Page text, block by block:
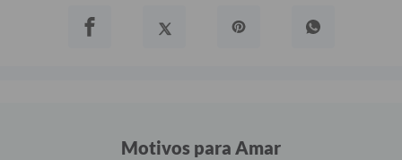
Motivos para Amar